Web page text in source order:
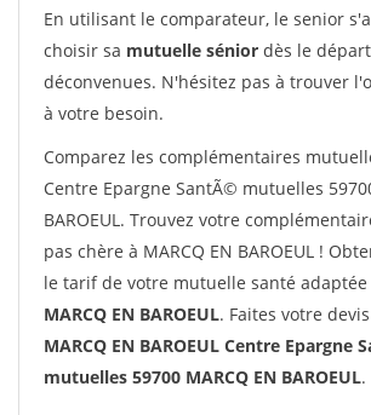
En utilisant le comparateur, le senior
choisir sa mutuelle sénior dès le
déconvenues. N'hésitez pas à trouver
à votre besoin.
Comparez les complémentaires
Centre Epargne SantÃ© mutuelles
BAROEUL. Trouvez votre
pas chère à MARCQ EN BAROEUL !
le tarif de votre mutuelle santé adaptée
MARCQ EN BAROEUL. Faites votre
MARCQ EN BAROEUL Centre Epargne
mutuelles 59700 MARCQ EN BAROEUL.